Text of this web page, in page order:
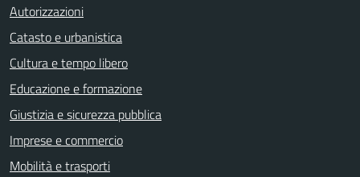
Autorizzazioni
Catasto e urbanistica
Cultura e tempo libero
Educazione e formazione
Giustizia e sicurezza pubblica
Imprese e commercio
Mobilità e trasporti